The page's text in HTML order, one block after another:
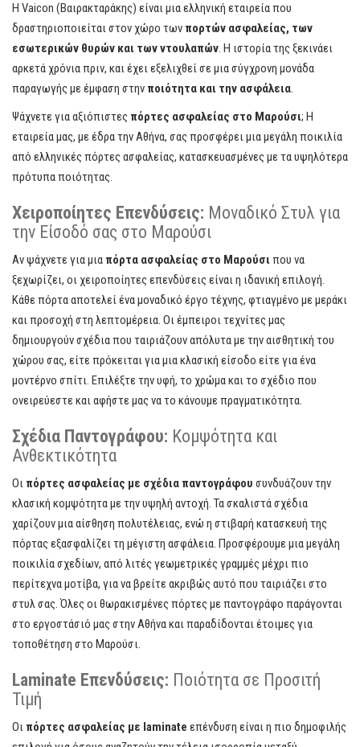
Η Vaicon (Βαιρακταράκης) είναι μια ελληνική εταιρεία που
δραστηριοποιείται στον χώρο των πορτών ασφαλείας, των
εσωτερικών θυρών και των ντουλαπών. Η ιστορία της ξεκινάει
αρκετά χρόνια πριν, και έχει εξελιχθεί σε μια σύγχρονη μονάδα
παραγωγής με έμφαση στην ποιότητα και την ασφάλεια.
Ψάχνετε για αξιόπιστες πόρτες ασφαλείας στο Μαρούσι; Η
εταιρεία μας, με έδρα την Αθήνα, σας προσφέρει μια μεγάλη ποικιλία
από ελληνικές πόρτες ασφαλείας, κατασκευασμένες με τα υψηλότερα
πρότυπα ποιότητας.
Χειροποίητες Επενδύσεις: Μοναδικό Στυλ για
την Είσοδό σας στο Μαρούσι
Αν ψάχνετε για μια πόρτα ασφαλείας στο Μαρούσι που να
ξεχωρίζει, οι χειροποίητες επενδύσεις είναι η ιδανική επιλογή.
Κάθε πόρτα αποτελεί ένα μοναδικό έργο τέχνης, φτιαγμένο με μεράκι
και προσοχή στη λεπτομέρεια. Οι έμπειροι τεχνίτες μας
δημιουργούν σχέδια που ταιριάζουν απόλυτα με την αισθητική του
χώρου σας, είτε πρόκειται για μια κλασική είσοδο είτε για ένα
μοντέρνο σπίτι. Επιλέξτε την υφή, το χρώμα και το σχέδιο που
ονειρεύεστε και αφήστε μας να το κάνουμε πραγματικότητα.
Σχέδια Παντογράφου: Κομψότητα και
Ανθεκτικότητα
Οι πόρτες ασφαλείας με σχέδια παντογράφου συνδυάζουν την
κλασική κομψότητα με την υψηλή αντοχή. Τα σκαλιστά σχέδια
χαρίζουν μια αίσθηση πολυτέλειας, ενώ η στιβαρή κατασκευή της
πόρτας εξασφαλίζει τη μέγιστη ασφάλεια. Προσφέρουμε μια μεγάλη
ποικιλία σχεδίων, από λιτές γεωμετρικές γραμμές μέχρι πιο
περίτεχνα μοτίβα, για να βρείτε ακριβώς αυτό που ταιριάζει στο
στυλ σας. Όλες οι θωρακισμένες πόρτες με παντογράφο παράγονται
στο εργοστάσιό μας στην Αθήνα και παραδίδονται έτοιμες για
τοποθέτηση στο Μαρούσι.
Laminate Επενδύσεις: Ποιότητα σε Προσιτή
Τιμή
Οι πόρτες ασφαλείας με laminate επένδυση είναι η πιο δημοφιλής